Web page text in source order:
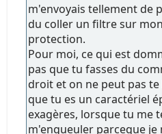
m'envoyais tellement de
du coller un filtre sur
protection.
Pour moi, ce qui est
pas que tu fasses du
droit et on ne peut pas
que tu es un caractériel
exagères, lorsque tu me
m'engueuler parceque je